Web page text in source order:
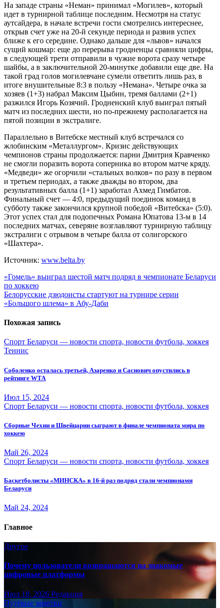
На западе страны «Неман» принимал «Могилев», который
идет в турнирной таблице последним. Несмотря на статус
аутсайдера, в начале встречи гости смотрелись интереснее,
открыв счет уже на 20-й секунде периода и развив успех
ближе к его середине. Однако дальше для «львов» начался
сущий кошмар: еще до перерыва гродненцы сравняли цифры,
в следующей трети отправили в чужие ворота сразу четыре
шайбы, а в заключительной 20-минутке добавили еще две. На
такой град голов могилевчане сумели ответить лишь раз, в
итоге внушительные 8:3 в пользу «Немана». Четыре очка за
хозяев (1+3) набрал Максим Цыбин, тремя баллами (2+1)
разжился Игорь Козячий. Гродненский клуб выиграл пятый
матч из последних шести, но по-прежнему располагается на
пятой позиции в экстралиге.
Параллельно в Витебске местный клуб встречался со
жлобинским «Металлургом». Кризис действующих
чемпионов страны продолжается: парни Дмитрия Кравченко
не смогли поразить ворота соперника во втором матче кряду.
«Медведи» же огорчили «стальных волков» по разу в первом
и третьем периодах, а также дважды во втором, два
результативных балла (1+1) заработал Ахмед Гимбатов.
Финальный счет — 4:0, предыдущий поединок команд в
субботу также закончился крупной победой «Витебска» (5:0).
Этот успех стал для подопечных Романа Юпатова 13-м в 14
последних матчах, северяне возглавляют турнирную таблицу
экстралиги с отрывом в четыре балла от солигорского
«Шахтера».
Источник: www.belta.by
Навигация
по
записям
«Гомель» выиграл шестой матч подряд в чемпионате Беларуси
по хоккею
Белорусские дзюдоисты стартуют на турнире серии
«Большого шлема» в Абу-Даби
Похожая запись
Спорт Беларуси — новости спорта, новости футбола, хоккея
Теннис
Соболенко осталась третьей, Азаренко и Саснович опустились в
рейтинге WTA
Июл 15, 2024
Спорт Беларуси — новости спорта, новости футбола, хоккея
Сборные Чехии и Швейцарии сыграют в финале чемпионата мира по
хоккею
Май 26, 2024
Спорт Беларуси — новости спорта, новости футбола, хоккея
Баскетболисты «МИНСКА» в 16-й раз подряд стали чемпионами
Беларуси
Май 24, 2024
Главное
Другое
Почему пользователи возвращаются на знакомые
цифровые платформы
Июл 18, 2026 Редакция
Путёвые заметки